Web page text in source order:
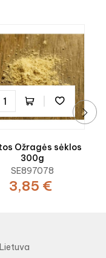
Ožragės sėklos
300g
SE897078
3,85 €